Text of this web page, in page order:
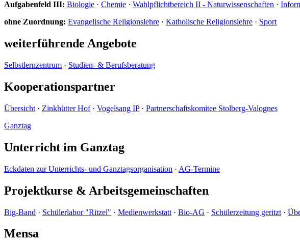
Aufgabenfeld III: Biologie · Chemie · Wahlpflichtbereich II - Naturwissenschaften ·
ohne Zuordnung: Evangelische Religionslehre · Katholische Religionslehre · Sport
weiterführende Angebote
Selbstlernzentrum · Studien- & Berufsberatung
Kooperationspartner
Übersicht · Zinkhütter Hof· Vogelsang IP· Partnerschaftskomitee Stolberg-Valognes
Ganztag
Unterricht im Ganztag
Eckdaten zur Unterrichts- und Ganztagsorganisation · AG-Termine
Projektkurse & Arbeitsgemeinschaften
Big-Band · Schülerlabor "Ritzel" · Medienwerkstatt · Bio-AG · Schülerzeitung geritzt ·
Mensa